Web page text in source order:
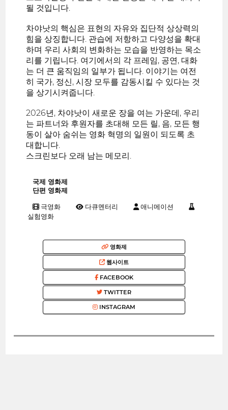
될 것입니다.
차야낫의 핵심은 표현의 자유와 집단적 상상력의
힘을 상징합니다. 관습에 저항하고 다양성을 확대
하며 우리 사회의 변화하는 모습을 반영하는 목소
리를 기립니다. 여기에서의 각 프레임, 공연, 대화
는 더 큰 움직임의 일부가 됩니다. 이야기는 여전
히 국가, 정신, 시장 모두를 감동시킬 수 있다는 것
을 상기시켜줍니다.
2026년, 차야낫이 새로운 장을 여는 가운데, 우리
는 파트너와 후원자를 초대해 모든 릴, 음, 모든 행
동이 살아 숨쉬는 영화 혁명의 일원이 되도록 초
대합니다.
스크린보다 오래 남는 메모리.
국제 영화제
단편 영화제
극영화 다큐멘터리
애니메이션
실험영화
영화제
웹사이트
FACEBOOK
TWITTER
INSTAGRAM